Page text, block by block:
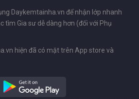
Daykemtainha.vn để nhận lớp nhanh
tìm Gia sư dễ dàng hơn (đối với Phụ
hiện đã có mặt trên App store và